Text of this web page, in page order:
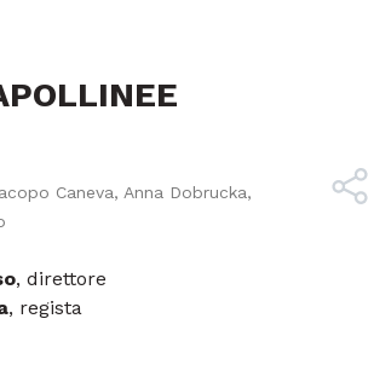
Caneva, Anna Dobrucka,
, direttore
, regista